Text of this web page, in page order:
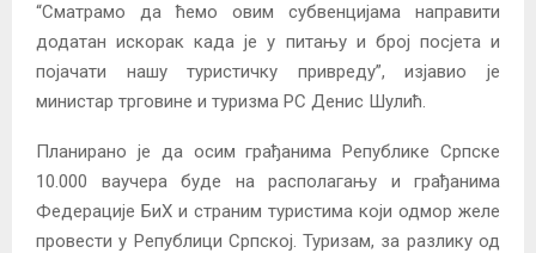
“Сматрамо да ћемо овим субвенцијама направити
додатан искорак када је у питању и број посјета и
појачати нашу туристичку привреду”, изјавио је
министар трговине и туризма РС Денис Шулић.
Планирано је да осим грађанима Републике Српске
10.000 ваучера буде на располагању и грађанима
Федерације БиХ и страним туристима који одмор желе
провести у Републици Српској. Туризам, за разлику од